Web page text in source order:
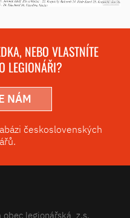
NEBO VLASTNÍTE
LEGIONÁŘI?
NÁM
československých
obec legionářská, z.s.